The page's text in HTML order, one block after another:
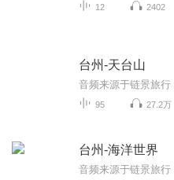
12 2402
台州-天台山
95 27.2万
台州-海洋世界